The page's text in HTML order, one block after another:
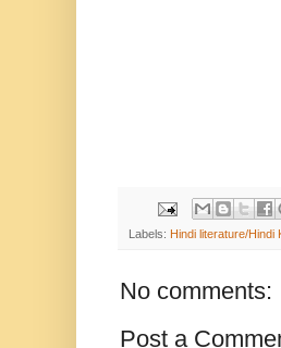
Labels: Hindi literature/Hindi
No comments:
Post a